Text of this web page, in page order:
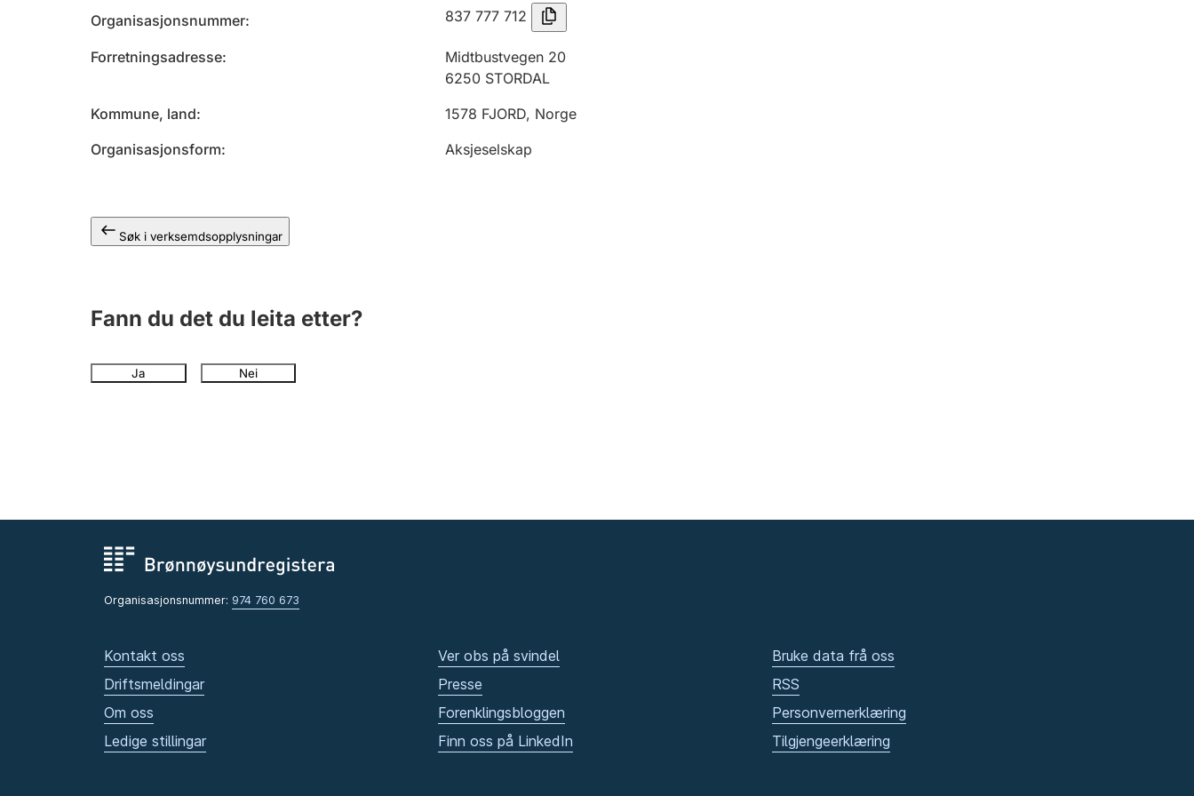
Organisasjonsnummer 837 777 712
Forretningsadresse
Midtbustvegen 20
6250 STORDAL
Kommune, land
1578 FJORD, Norge
Organisasjonsform
Aksjeselskap
Søk i verksemdsopplysningar
Fann du det du leita etter?
Ja Nei
Organisasjonsnummer: 974 760 673
Kontakt oss
Driftsmeldingar
Om oss
Ledige stillingar
Ver obs på svindel
Presse
Forenklingsbloggen
Finn oss på LinkedIn
Bruke data frå oss
RSS
Personvernerklæring
Tilgjengeerklæring